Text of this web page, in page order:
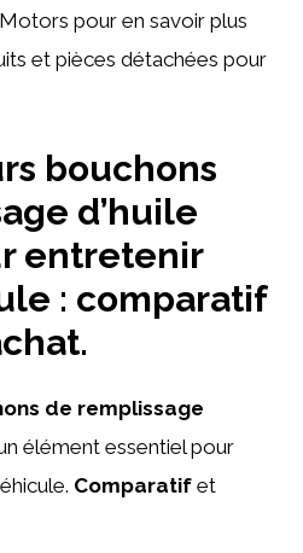
pour en savoir plus
et pièces détachées pour
bouchons
d’huile
entretenir
: comparatif
de remplissage
élément essentiel pour
Comparatif et